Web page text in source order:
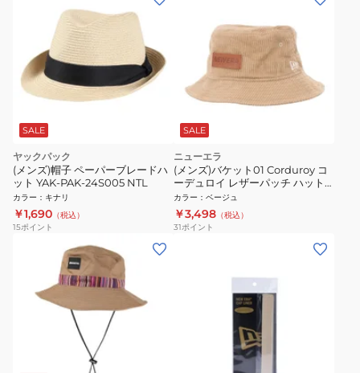
SALE
ヤックパック
(メンズ)帽子 ペーパーブレードハ
ット YAK-PAK-24S005 NTL
カラー ： キナリ
￥1,690 （税込）
15ポイント
SALE
ニューエラ
(メンズ)バケット01 Corduroy コ
ーデュロイ レザーパッチ ハット
14307234
カラー ： ベージュ
￥3,498 （税込）
31ポイント